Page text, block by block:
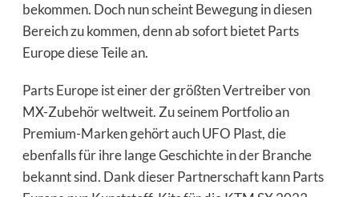
bekommen. Doch nun scheint Bewegung in diesen
Bereich zu kommen, denn ab sofort bietet Parts
Europe diese Teile an.
Parts Europe ist einer der größten Vertreiber von
MX-Zubehör weltweit. Zu seinem Portfolio an
Premium-Marken gehört auch UFO Plast, die
ebenfalls für ihre lange Geschichte in der Branche
bekannt sind. Dank dieser Partnerschaft kann Parts